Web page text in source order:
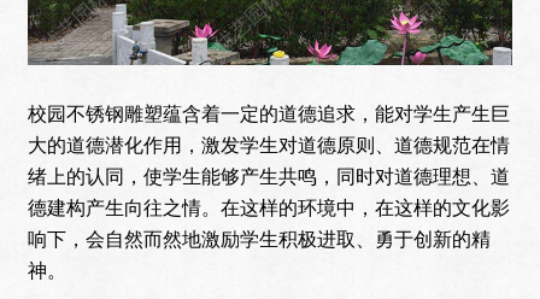
校园不锈钢雕塑蕴含着一定的道德追求，能对学生产生巨
大的道德潜化作用，激发学生对道德原则、道德规范在情
绪上的认同，使学生能够产生共鸣，同时对道德理想、道
德建构产生向往之情。在这样的环境中，在这样的文化影
响下，会自然而然地激励学生积极进取、勇于创新的精
神。